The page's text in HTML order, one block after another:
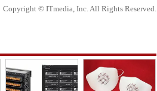
Copyright © ITmedia, Inc. All Rights Reserved.